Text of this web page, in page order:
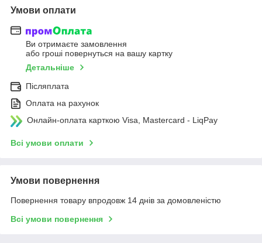
Умови оплати
Ви отримаєте замовлення
або гроші повернуться на вашу картку
Детальніше
Післяплата
Оплата на рахунок
Онлайн-оплата карткою Visa, Mastercard - LiqPay
Всі умови оплати
Умови повернення
Повернення товару впродовж 14 днів за домовленістю
Всі умови повернення